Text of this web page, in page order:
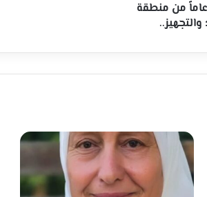
قطاع غزه" باسم أيوب الأخرس " 22عاماً من منطقة